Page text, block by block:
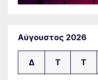
Αύγουστος 2026
Δ Τ Τ